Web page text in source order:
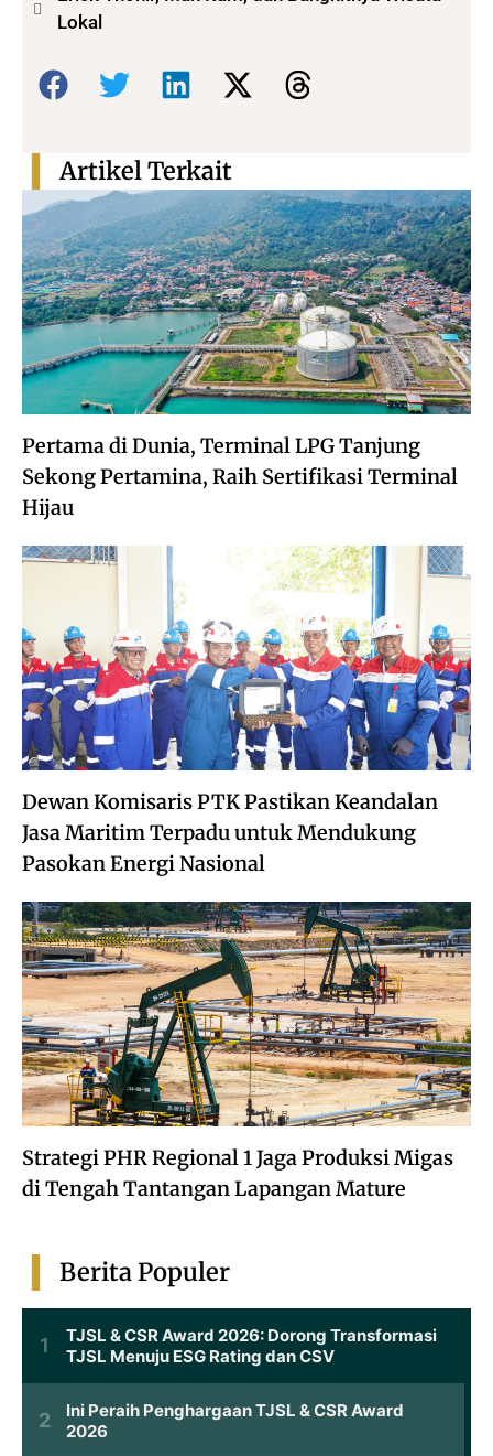
Lokal
Bagikan:
Pertama di Dunia, Terminal LPG Tanjung
Sekong Pertamina, Raih Sertifikasi Terminal
Hijau
Dewan Komisaris PTK Pastikan Keandalan
Jasa Maritim Terpadu untuk Mendukung
Pasokan Energi Nasional
Strategi PHR Regional 1 Jaga Produksi Migas
di Tengah Tantangan Lapangan Mature
Artikel Terkait
Berita Populer